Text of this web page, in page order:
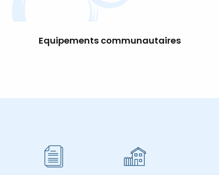
Equipements communautaires